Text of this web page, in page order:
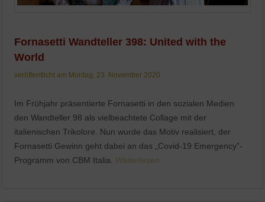
Fornasetti Wandteller 398: United with the
World
veröffentlicht am Montag, 23. November 2020
Im Frühjahr präsentierte Fornasetti in den sozialen Medien
den Wandteller 98 als vielbeachtete Collage mit der
italienischen Trikolore. Nun wurde das Motiv realisiert, der
Fornasetti Gewinn geht dabei an das „Covid-19 Emergency”-
Programm von CBM Italia.Weiterlesen